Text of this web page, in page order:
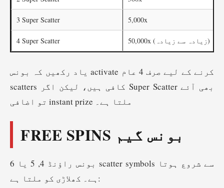
3 Super Scatter 5,000x
4 Super Scatter 50,000x (زیادہ سے زیادہ)
یاد رکھیں کہ بونس activate کرنے کے لیے صرف 4 عام
scatters کافی ہیں، لیکن اگر Super Scatter بھی آئے
تو اضافی instant prize ملتا ہے۔
FREE SPINS بونس گیم
بونس راؤنڈ 4, 5 یا 6 scatter symbols سے شروع ہوتا
ہے۔ کھلاڑی کو ملتا ہے: